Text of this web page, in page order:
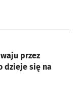
przez
dzieje się na